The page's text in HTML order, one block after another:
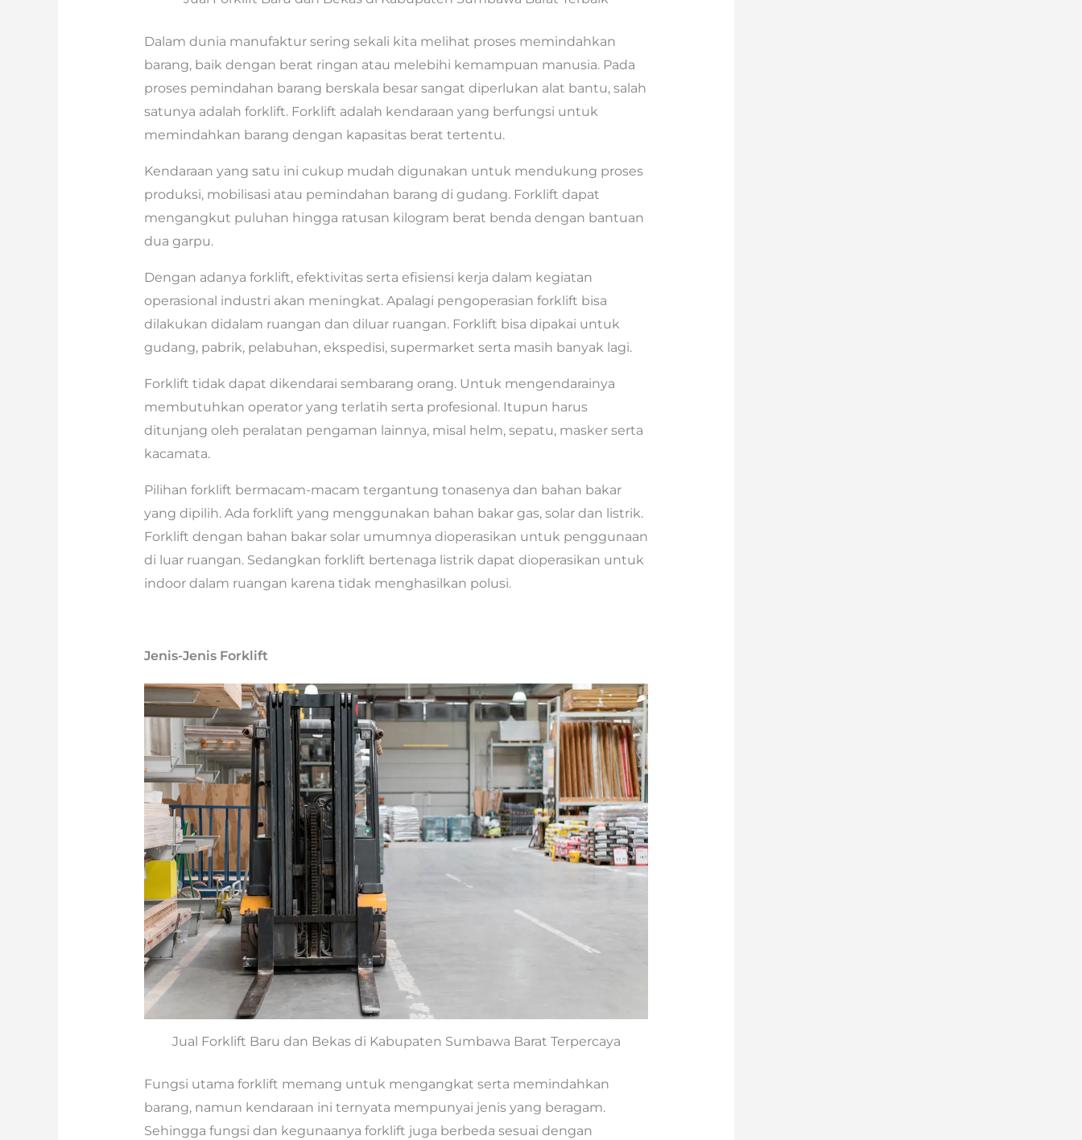
Dalam dunia manufaktur sering sekali kita melihat proses memindahkan
barang, baik dengan berat ringan atau melebihi kemampuan manusia. Pada
proses pemindahan barang berskala besar sangat diperlukan alat bantu, salah
satunya adalah forklift. Forklift adalah kendaraan yang berfungsi untuk
memindahkan barang dengan kapasitas berat tertentu.
Kendaraan yang satu ini cukup mudah digunakan untuk mendukung proses
produksi, mobilisasi atau pemindahan barang di gudang. Forklift dapat
mengangkut puluhan hingga ratusan kilogram berat benda dengan bantuan
dua garpu.
Dengan adanya forklift, efektivitas serta efisiensi kerja dalam kegiatan
operasional industri akan meningkat. Apalagi pengoperasian forklift bisa
dilakukan didalam ruangan dan diluar ruangan. Forklift bisa dipakai untuk
gudang, pabrik, pelabuhan, ekspedisi, supermarket serta masih banyak lagi.
Forklift tidak dapat dikendarai sembarang orang. Untuk mengendarainya
membutuhkan operator yang terlatih serta profesional. Itupun harus
ditunjang oleh peralatan pengaman lainnya, misal helm, sepatu, masker serta
kacamata.
Pilihan forklift bermacam-macam tergantung tonasenya dan bahan bakar
yang dipilih. Ada forklift yang menggunakan bahan bakar gas, solar dan listrik.
Forklift dengan bahan bakar solar umumnya dioperasikan untuk penggunaan
di luar ruangan. Sedangkan forklift bertenaga listrik dapat dioperasikan untuk
indoor dalam ruangan karena tidak menghasilkan polusi.
Jenis-Jenis Forklift
Jual Forklift Baru dan Bekas di Kabupaten Sumbawa Barat Terpercaya
Fungsi utama forklift memang untuk mengangkat serta memindahkan
barang, namun kendaraan ini ternyata mempunyai jenis yang beragam.
Sehingga fungsi dan kegunaanya forklift juga berbeda sesuai dengan